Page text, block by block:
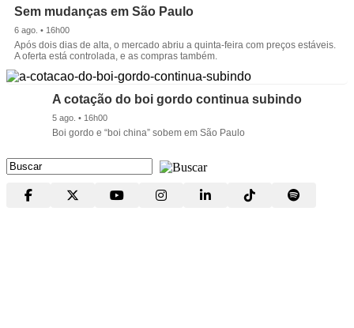
Sem mudanças em São Paulo
6 ago. • 16h00
Após dois dias de alta, o mercado abriu a quinta-feira com preços estáveis.
A oferta está controlada, e as compras também.
A cotação do boi gordo continua subindo
5 ago. • 16h00
Boi gordo e “boi china” sobem em São Paulo